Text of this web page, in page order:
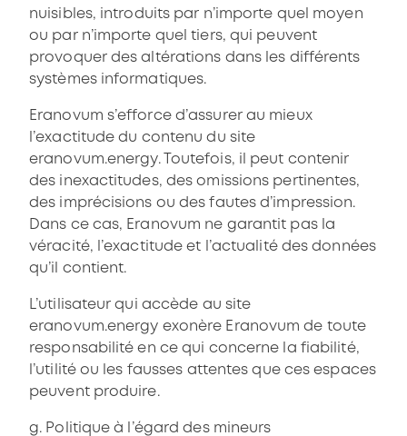
nuisibles, introduits par n’importe quel moyen
ou par n’importe quel tiers, qui peuvent
provoquer des altérations dans les différents
systèmes informatiques.
Eranovum s’efforce d’assurer au mieux
l’exactitude du contenu du site
eranovum.energy. Toutefois, il peut contenir
des inexactitudes, des omissions pertinentes,
des imprécisions ou des fautes d’impression.
Dans ce cas, Eranovum ne garantit pas la
véracité, l’exactitude et l’actualité des données
qu’il contient.
L’utilisateur qui accède au site
eranovum.energy exonère Eranovum de toute
responsabilité en ce qui concerne la fiabilité,
l’utilité ou les fausses attentes que ces espaces
peuvent produire.
g. Politique à l’égard des mineurs